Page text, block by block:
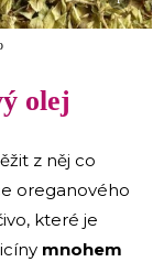
olej
z něj co
oreganového
které je
mnohem